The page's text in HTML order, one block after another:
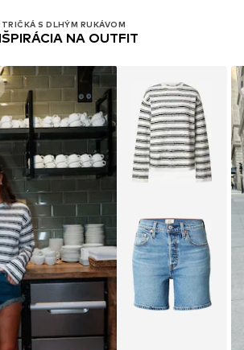
TRIČKÁ S DLHÝM RUKÁVOM
NA OUTFIT